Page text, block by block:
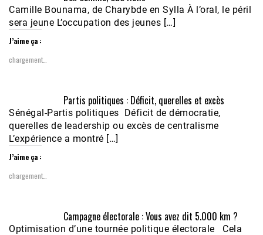
Camille Bounama, de Charybde en Sylla À l’oral, le péril
sera jeune L’occupation des jeunes […]
J’aime ça :
chargement…
Partis politiques : Déficit, querelles et excès
Sénégal-Partis politiques Déficit de démocratie,
querelles de leadership ou excès de centralisme
L’expérience a montré […]
J’aime ça :
chargement…
Campagne électorale : Vous avez dit 5.000 km ?
Optimisation d’une tournée politique électorale Cela